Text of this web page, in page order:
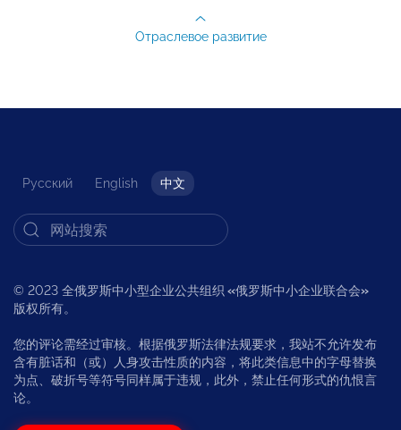
Отраслевое развитие
Русский English 中文
© 2023 全俄罗斯中小型企业公共组织 «俄罗斯中小企业联合会»
版权所有。
您的评论需经过审核。根据俄罗斯法律法规要求，我站不允许发布
含有脏话和（或）人身攻击性质的内容，将此类信息中的字母替换
为点、破折号等符号同样属于违规，此外，禁止任何形式的仇恨言
论。